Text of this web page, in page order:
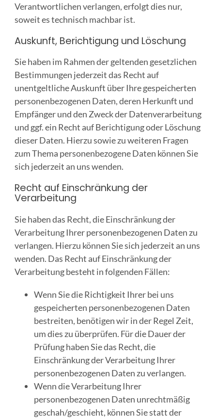
Verantwortlichen verlangen, erfolgt dies nur,
soweit es technisch machbar ist.
Auskunft, Berichtigung und Löschung
Sie haben im Rahmen der geltenden gesetzlichen
Bestimmungen jederzeit das Recht auf
unentgeltliche Auskunft über Ihre gespeicherten
personenbezogenen Daten, deren Herkunft und
Empfänger und den Zweck der Datenverarbeitung
und ggf. ein Recht auf Berichtigung oder Löschung
dieser Daten. Hierzu sowie zu weiteren Fragen
zum Thema personenbezogene Daten können Sie
sich jederzeit an uns wenden.
Recht auf Einschränkung der
Verarbeitung
Sie haben das Recht, die Einschränkung der
Verarbeitung Ihrer personenbezogenen Daten zu
verlangen. Hierzu können Sie sich jederzeit an uns
wenden. Das Recht auf Einschränkung der
Verarbeitung besteht in folgenden Fällen:
Wenn Sie die Richtigkeit Ihrer bei uns
gespeicherten personenbezogenen Daten
bestreiten, benötigen wir in der Regel Zeit,
um dies zu überprüfen. Für die Dauer der
Prüfung haben Sie das Recht, die
Einschränkung der Verarbeitung Ihrer
personenbezogenen Daten zu verlangen.
Wenn die Verarbeitung Ihrer
personenbezogenen Daten unrechtmäßig
geschah/geschieht, können Sie statt der